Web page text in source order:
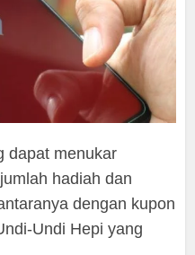
dapat menukar
hadiah dan
dengan kupon
Undi Hepi yang